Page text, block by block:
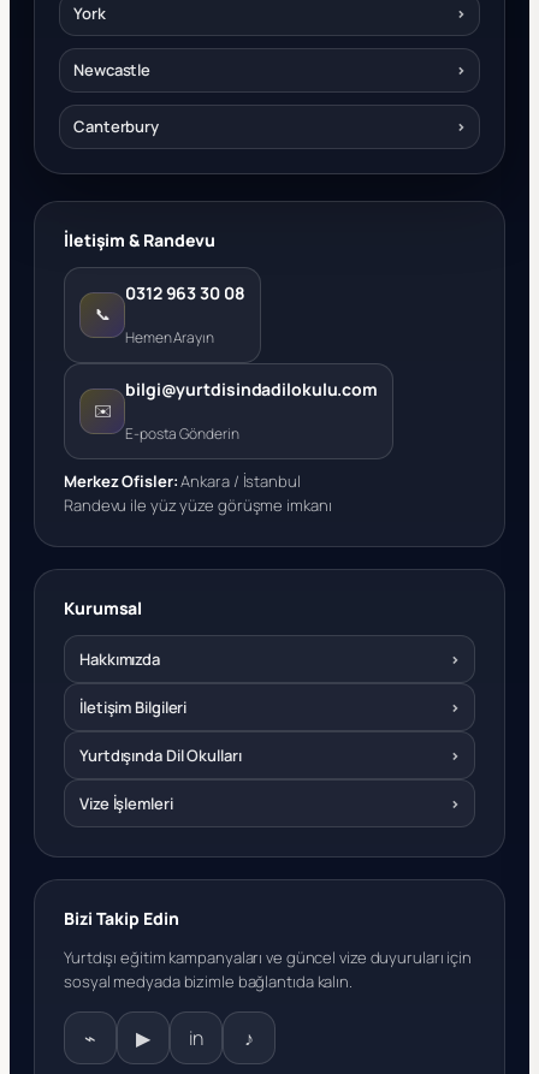
York ›
Newcastle ›
Canterbury ›
İletişim & Randevu
📞
0312 963 30 08
Hemen Arayın
✉️
bilgi@yurtdisindadilokulu.com
E-posta Gönderin
Merkez Ofisler:Ankara / İstanbul
Randevu ile yüz yüze görüşme imkanı
Kurumsal
Hakkımızda ›
İletişim Bilgileri ›
Yurtdışında Dil Okulları ›
Vize İşlemleri ›
Bizi Takip Edin
Yurtdışı eğitim kampanyaları ve güncel vize duyuruları için
sosyal medyada bizimle bağlantıda kalın.
⌁ ▶ in ♪